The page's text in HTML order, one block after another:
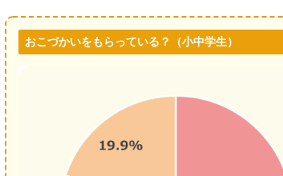
おこづかいをもらっている？ （小中学生）